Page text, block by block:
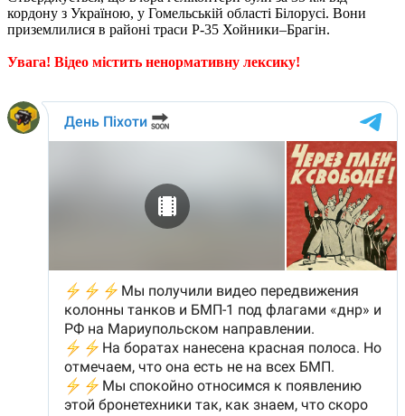
кордону з Україною, у Гомельській області Білорусі. Вони
приземлилися в районі траси Р-35 Хойники–Брагін.
Увага! Відео містить ненормативну лексику!